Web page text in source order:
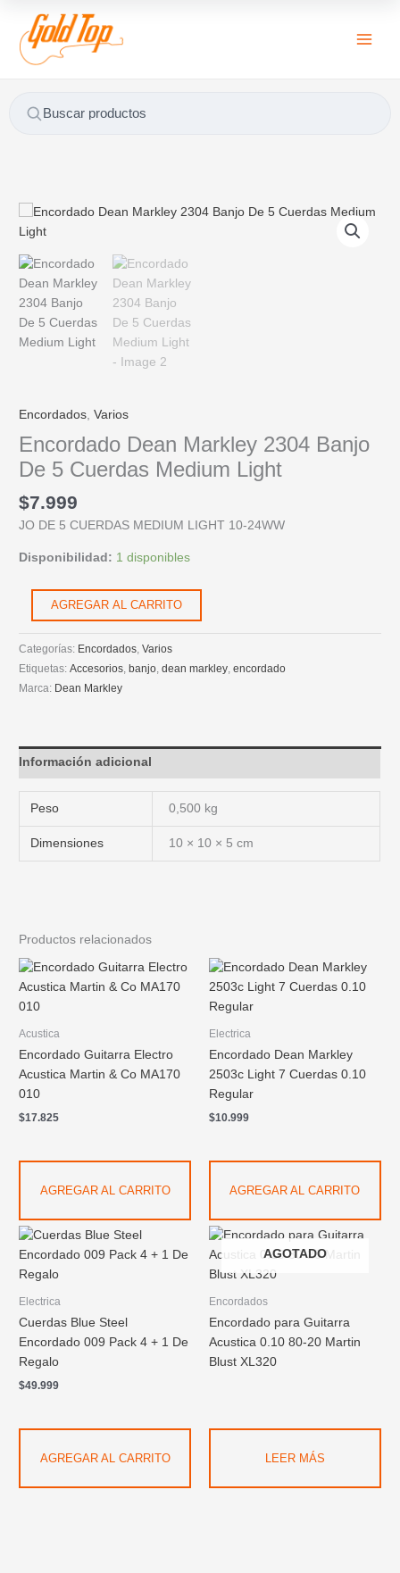
contenido
Buscar productos
u
s
r
:
Encordados ,Varios
Encordado Dean Markley 2304 Banjo
De 5 Cuerdas Medium Light
$7.999
JO DE 5 CUERDAS MEDIUM LIGHT 10-24WW
Disponibilidad: 1 disponibles
Encordado
Dean
2304
Banjo
De
5
Cuerdas
cantidad
AGREGAR AL CARRITO
Categorías: Encordados ,Varios
Etiquetas:Accesorios ,banjo ,dean markley ,encordado
Marca: Dean Markley
Información adicional
Peso 0,500 kg
Dimensiones 10 × 10 × 5 cm
Productos relacionados
Acustica
Encordado Guitarra Electro
Acustica Martin & Co MA170
010
$17.825
AGREGAR AL CARRITO
Electrica
Encordado Dean Markley
2503c Light 7 Cuerdas 0.10
Regular
$10.999
AGREGAR AL CARRITO
Electrica
Cuerdas Blue Steel
Encordado 009 Pack 4 + 1 De
Regalo
$49.999
AGREGAR AL CARRITO
AGOTADO
Encordados
Encordado para Guitarra
Acustica 0.10 80-20 Martin
Blust XL320
LEER MÁS